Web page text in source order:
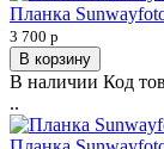
Планка
3 700 р
В корзину
В наличии Код
..